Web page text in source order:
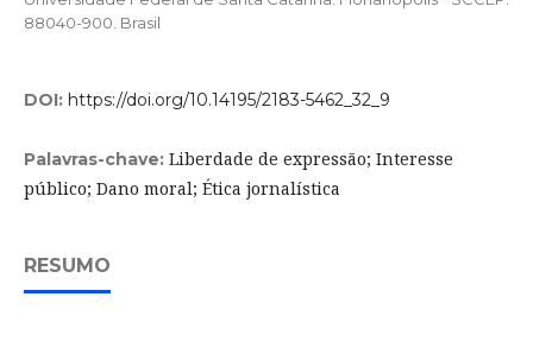
88040-900. Brasil
DOI: https://doi.org/10.14195/2183-5462_32_9
Palavras-chave: Liberdade de expressão; Interesse
público; Dano moral; Ética jornalística
RESUMO